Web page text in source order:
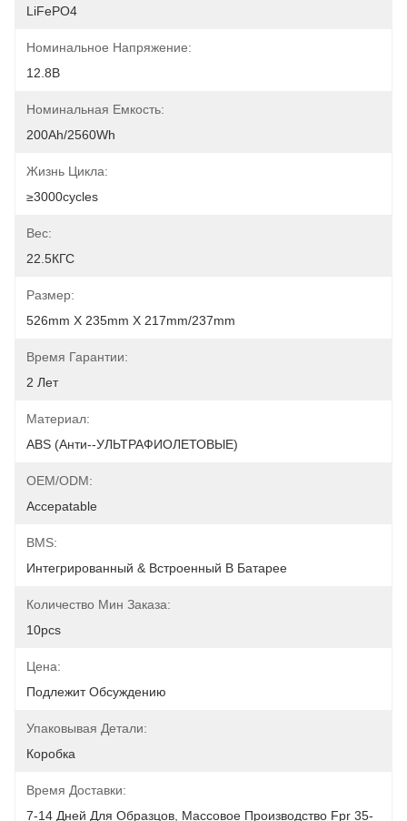
LiFePO4
Номинальное Напряжение:
12.8В
Номинальная Емкость:
200Ah/2560Wh
Жизнь Цикла:
≥3000cycles
Вес:
22.5КГС
Размер:
526mm X 235mm X 217mm/237mm
Время Гарантии:
2 Лет
Материал:
ABS (анти--УЛЬТРАФИОЛЕТОВЫЕ)
OEM/ODM:
Accepatable
BMS:
Интегрированный & Встроенный В Батарее
Количество Мин Заказа:
10pcs
Цена:
Подлежит Обсуждению
Упаковывая Детали:
Коробка
Время Доставки:
7-14 Дней Для Образцов, Массовое Производство Fpr 35-